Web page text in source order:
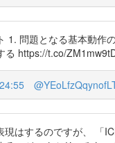
1. 問題となる基本動作
る https://t.co/
はするのですが、 「